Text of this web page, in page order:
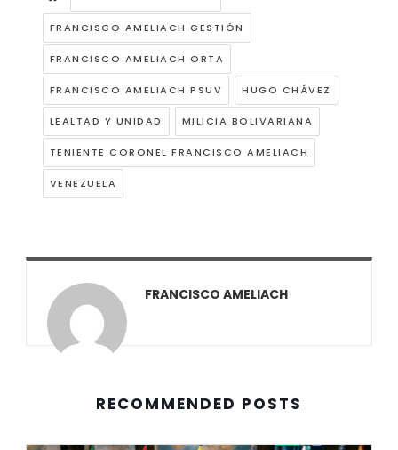
FRANCISCO AMELIACH GESTIÓN
FRANCISCO AMELIACH ORTA
FRANCISCO AMELIACH PSUV HUGO CHÁVEZ
LEALTAD Y UNIDAD MILICIA BOLIVARIANA
TENIENTE CORONEL FRANCISCO AMELIACH
VENEZUELA
FRANCISCO AMELIACH
RECOMMENDED POSTS